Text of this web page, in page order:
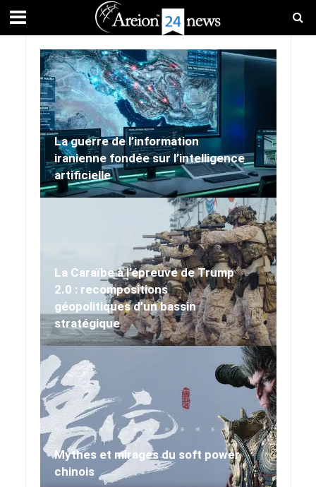
La guerre de l’information
iranienne fondée sur l’intelligence
artificielle
La Caraïbe à l’épreuve de Trump
2.0 : recompositions
géopolitiques d’un bassin
stratégique
Mythes et mirages du soft power
chinois